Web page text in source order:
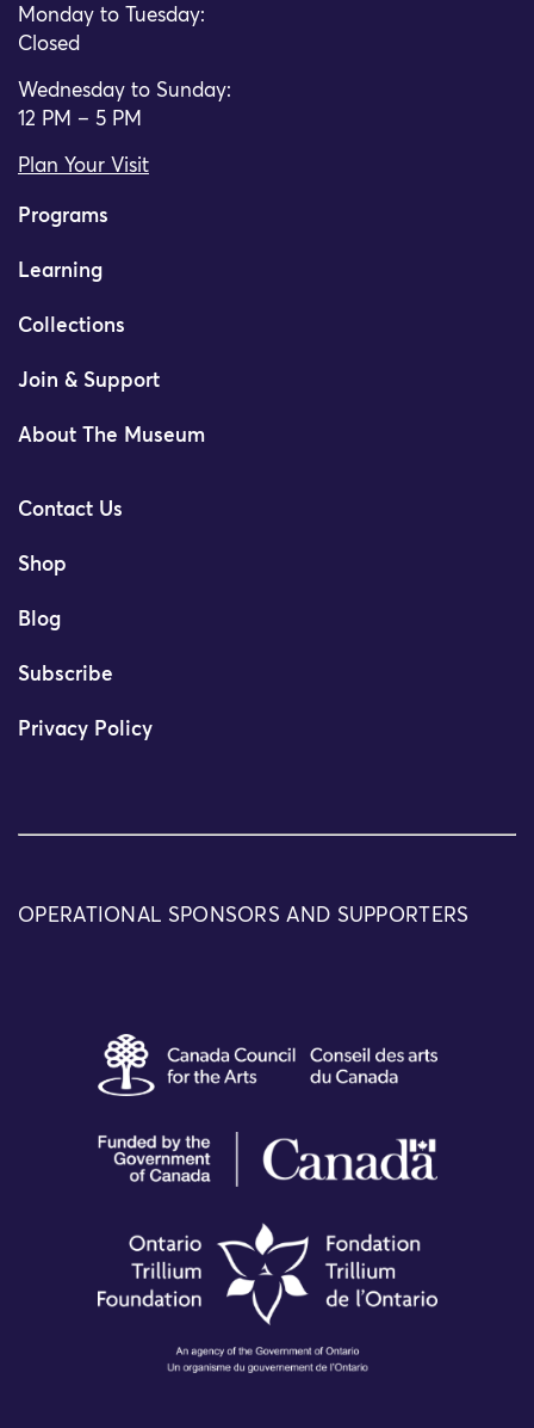
Monday to Tuesday:
Closed
Wednesday to Sunday:
12 PM – 5 PM
Plan Your Visit
Programs
Learning
Collections
Join & Support
About The Museum
Contact Us
Shop
Blog
Subscribe
Privacy Policy
OPERATIONAL SPONSORS AND SUPPORTERS